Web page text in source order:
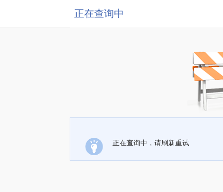
正在查询中
正在查询中，请刷新重试